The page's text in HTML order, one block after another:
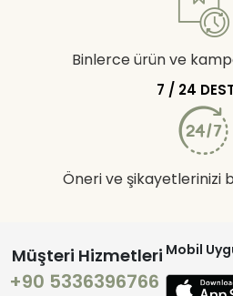
Binlerce ürün ve
7 / 24
Öneri ve şikayetlerinizi
Müşteri Hizmetleri
+90 5336396766
Mobil